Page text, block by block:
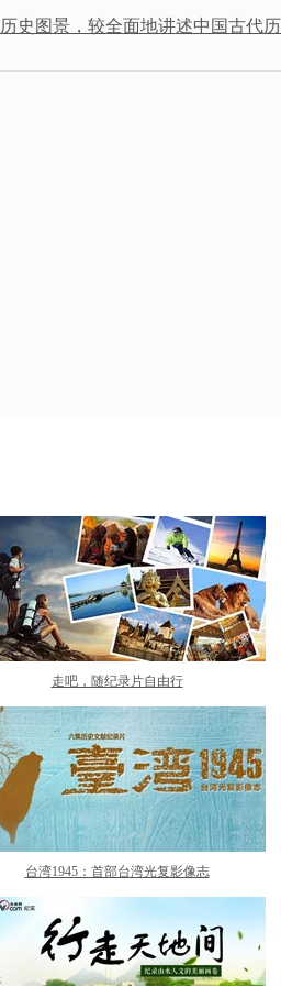
史图景，较全面地讲述中国古代
走吧，随纪录片自由行
台湾1945：首部台湾光复影像志